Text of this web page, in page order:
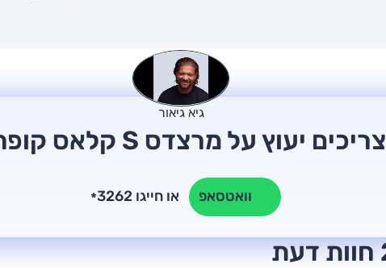
גיא גיאור
צריכים יעוץ על מרצדס S קלאס קופה?
וואטסאפ * או חייגו 3262